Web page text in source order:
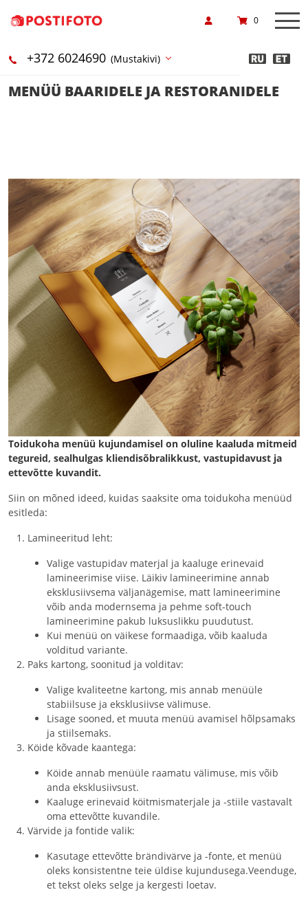
+372 6024690 (Mustakivi)
0
MENÜÜ BAARIDELE JA RESTORANIDELE
Toidukoha menüü kujundamisel on oluline kaaluda mitmeid
tegureid, sealhulgas kliendisõbralikkust, vastupidavust ja
ettevõtte kuvandit.
Siin on mõned ideed, kuidas saaksite oma toidukoha menüüd
esitleda:
Lamineeritud leht:
Valige vastupidav materjal ja kaaluge erinevaid
lamineerimise viise. Läikiv lamineerimine annab
eksklusiivsema väljanägemise, matt lamineerimine
võib anda modernsema ja pehme soft-touch
lamineerimine pakub luksuslikku puudutust.
Kui menüü on väikese formaadiga, võib kaaluda
volditud variante.
Paks kartong, soonitud ja volditav:
Valige kvaliteetne kartong, mis annab menüüle
stabiilsuse ja eksklusiivse välimuse.
Lisage sooned, et muuta menüü avamisel hõlpsamaks
ja stiilsemaks.
Köide kõvade kaantega:
Köide annab menüüle raamatu välimuse, mis võib
anda eksklusiivsust.
Kaaluge erinevaid köitmismaterjale ja -stiile vastavalt
oma ettevõtte kuvandile.
Värvide ja fontide valik:
Kasutage ettevõtte brändivärve ja -fonte, et menüü
oleks konsistentne teie üldise kujundusega.Veenduge,
et tekst oleks selge ja kergesti loetav.